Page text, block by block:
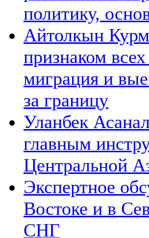
политику,
Айтолкын
признаком
миграция и
за границу
Уланбек
главным
Центральной
Экспертное
Востоке и в
СНГ